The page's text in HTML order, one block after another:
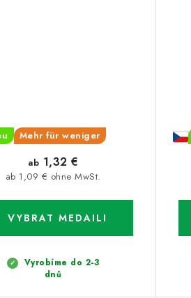
Mehr für weniger
Vyrobíme do 2-3
dnů
ab 1,09 € ohne MwSt.
ab 1,32 €